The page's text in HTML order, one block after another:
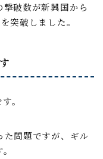
破数が新興国から
突破しました。
。
た問題ですが、ギル